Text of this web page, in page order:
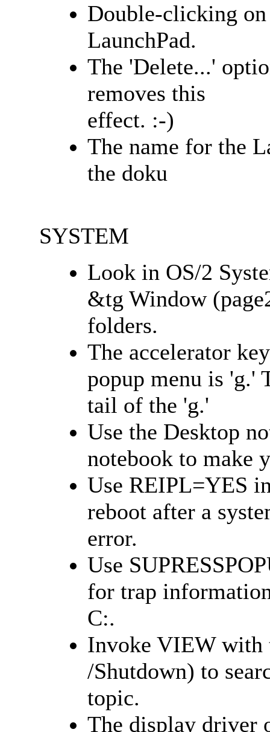
Double-clicking
LaunchPad.
The 'Delete...'
removes this
effect. :-)
The name for the
the doku
SYSTEM
Look in OS/2
&tg Window
folders.
The accelerator
popup menu is 'g.'
tail of the 'g.'
Use the Desktop
notebook to make
Use REIPL=YES
reboot after a
error.
Use
for trap
C:.
Invoke VIEW with
/Shutdown) to
topic.
The display driver